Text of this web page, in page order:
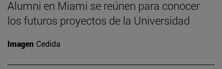
Alumni en Miami se reúnen para conocer
los futuros proyectos de la Universidad
Imagen Cedida